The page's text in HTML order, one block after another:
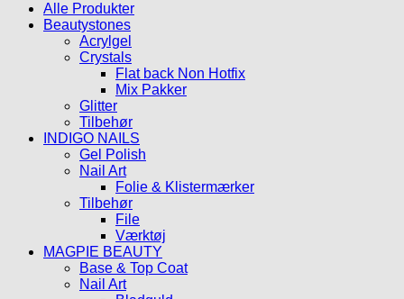
Alle Produkter
Beautystones
Acrylgel
Crystals
Flat back Non Hotfix
Mix Pakker
Glitter
Tilbehør
INDIGO NAILS
Gel Polish
Nail Art
Folie & Klistermærker
Tilbehør
File
Værktøj
MAGPIE BEAUTY
Base & Top Coat
Nail Art